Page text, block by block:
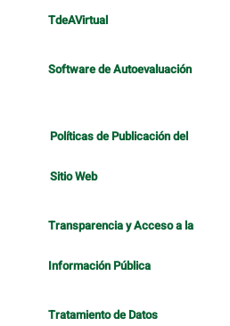
TdeAVirtual
Software de Autoevaluación
Políticas de Publicación del
Sitio Web
Transparencia y Acceso a la
Información Pública
Tratamiento de Datos